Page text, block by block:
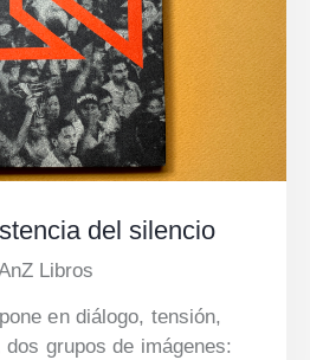
del silencio
Libros
en diálogo, tensión,
grupos de imágenes: